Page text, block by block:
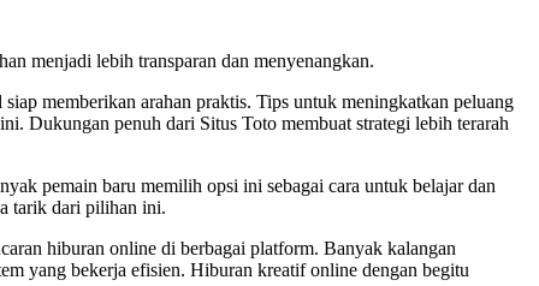
menjadi lebih transparan dan menyenangkan.
memberikan arahan praktis. Tips untuk meningkatkan peluang
Dukungan penuh dari Situs Toto membuat strategi lebih terarah
pemain baru memilih opsi ini sebagai cara untuk belajar dan
tarik dari pilihan ini.
hiburan online di berbagai platform. Banyak kalangan
yang bekerja efisien. Hiburan kreatif online dengan begitu